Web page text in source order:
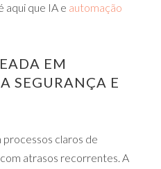
aqui que IA e automação
EM
SEGURANÇA E
processos claros de
com atrasos recorrentes. A